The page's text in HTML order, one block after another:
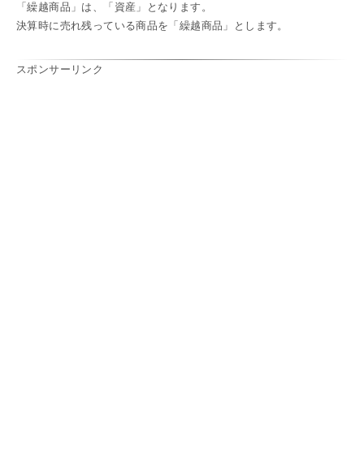
「繰越商品」は、「資産」となります。
決算時に売れ残っている商品を「繰越商品」とします。
スポンサーリンク